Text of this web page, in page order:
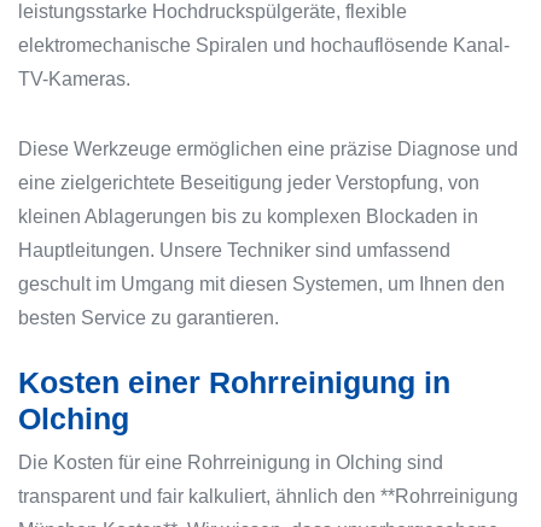
leistungsstarke Hochdruckspülgeräte, flexible
elektromechanische Spiralen und hochauflösende Kanal-
TV-Kameras.
Diese Werkzeuge ermöglichen eine präzise Diagnose und
eine zielgerichtete Beseitigung jeder Verstopfung, von
kleinen Ablagerungen bis zu komplexen Blockaden in
Hauptleitungen. Unsere Techniker sind umfassend
geschult im Umgang mit diesen Systemen, um Ihnen den
besten Service zu garantieren.
Kosten einer Rohrreinigung in
Olching
Die Kosten für eine Rohrreinigung in Olching sind
transparent und fair kalkuliert, ähnlich den **Rohrreinigung